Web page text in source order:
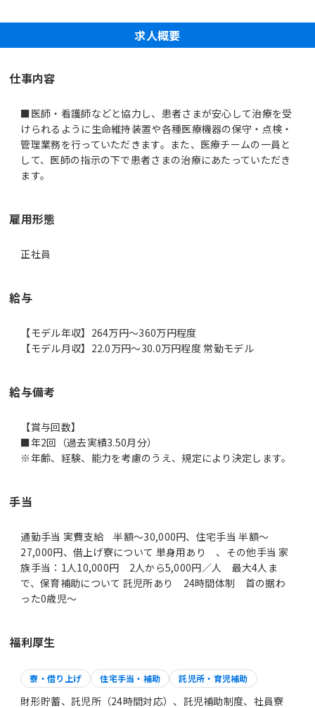
求人概要
仕事内容
■医師・看護師などと協力し、患者さまが安心して治療を受
けられるように生命維持装置や各種医療機器の保守・点検・
管理業務を行っていただきます。また、医療チームの一員と
して、医師の指示の下で患者さまの治療にあたっていただき
雇用形態
正社員
給与
【モデル年収】264万円〜360万円程度
【モデル月収】22.0万円〜30.0万円程度 常勤モデル
給与備考
【賞与回数】
■年2回（過去実績3.50月分）
※年齢、経験、能力を考慮のうえ、規定により決定します。
手当
通勤手当 実費支給 半額～30,000円、住宅手当 半額～
27,000円、借上げ寮について 単身用あり 、その他手当 家
族手当：1人10,000円 2人から5,000円／人 最大4人ま
で、保育補助について 託児所あり 24時間体制 首の据わ
った0歳児～
福利厚生
寮・借り上げ 住宅手当・補助 託児所・育児補助
財形貯蓄、託児所（24時間対応）、託児補助制度、社員寮